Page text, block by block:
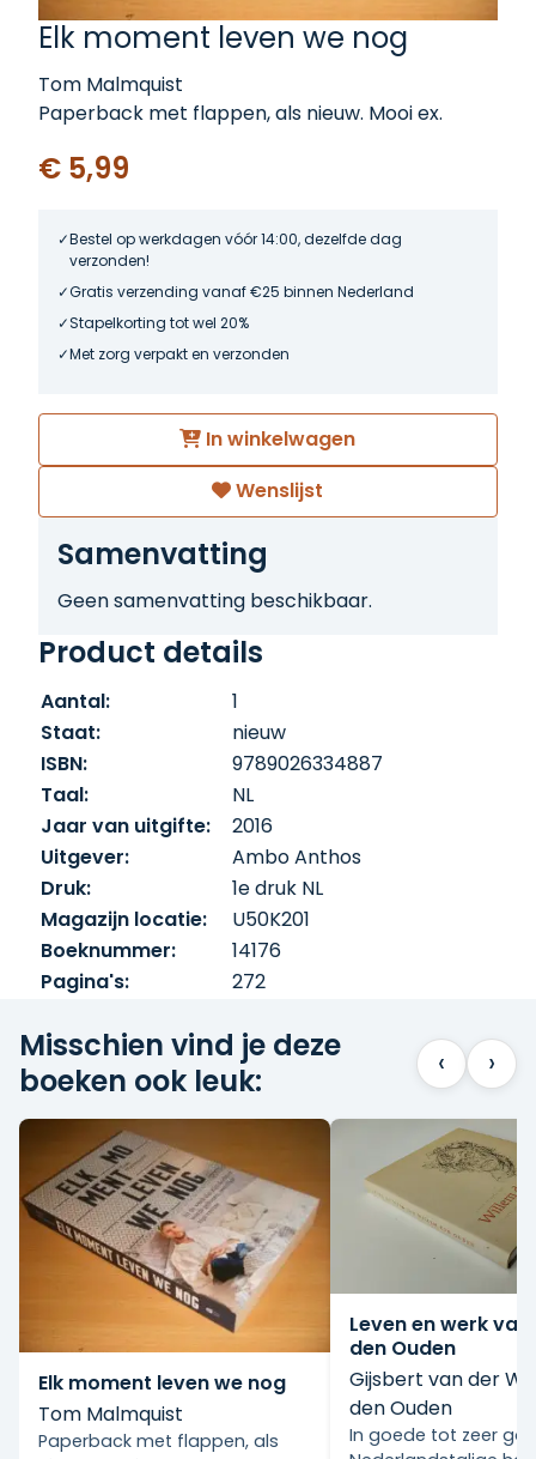
Elk moment leven we nog
Tom Malmquist
Paperback met flappen, als nieuw. Mooi ex.
€ 5,99
Bestel op werkdagen vóór 14:00, dezelfde dag
verzonden!
Gratis verzending vanaf €25 binnen Nederland
Stapelkorting tot wel 20%
Met zorg verpakt en verzonden
In winkelwagen
Wenslijst
Samenvatting
Geen samenvatting beschikbaar.
Product details
Aantal:
1
Staat:
nieuw
ISBN:
9789026334887
Taal:
NL
Jaar van uitgifte:
2016
Uitgever:
Ambo Anthos
Druk:
1e druk NL
Magazijn locatie:
U50K201
Boeknummer:
14176
Pagina's:
272
Misschien vind je deze
boeken ook leuk:
‹ ›
Elk moment leven we nog
Tom Malmquist
Paperback met flappen, als
Leven en werk van
den Ouden
Gijsbert van der
den Ouden
In goede tot zeer